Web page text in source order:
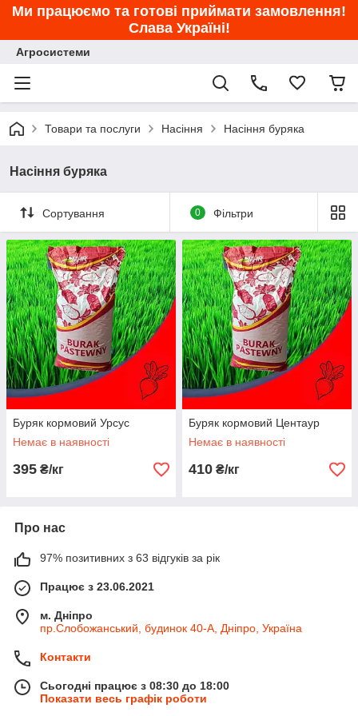
Ми працюємо та готові приймати замовлення!
Слава Україні!
Агросистеми
Товари та послуги Насіння Насіння буряка
Насіння буряка
Сортування 0 Фільтри
Буряк кормовий Урсус
Немає в наявності
395 ₴/кг
Буряк кормовий Центаур
Немає в наявності
410 ₴/кг
Про нас
97% позитивних з 63 відгуків за рік
Працює з 23.06.2021
м. Дніпро
пр.Слобожанський, будинок 40-А, Дніпро, Україна
Контакти
Сьогодні працює з 08:30 до 18:00
Показати весь графік роботи